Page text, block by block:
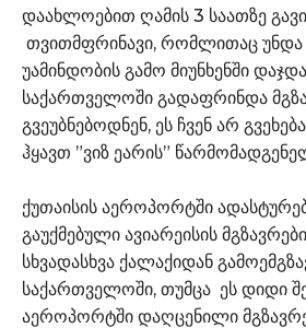
დაახლოებით ღამის 3 საათზე
თვითმფრინავი, რომლითაც უნდა
უამინდობის გამო მიუნხენში
საქართველოში გადაფრინდა
გვეუბნებოდნენ, ეს ჩვენ არ
ჰყავთ ”ვიზ ეარის”
ქუთაისის აეროპორტში
გაუქმებული ავიარეისის
სხვადასხვა ქალაქიდან
საქართველოში, თუმცა ეს დიდი
აეროპორტში დაღცენილი